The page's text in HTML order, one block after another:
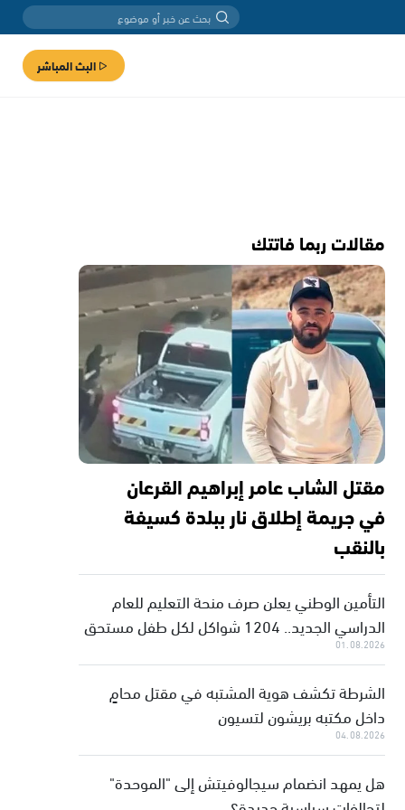
البث المباشر
مقالات ربما فاتتك
مقتل الشاب عامر إبراهيم القرعان
في جريمة إطلاق نار ببلدة كسيفة
بالنقب
التأمين الوطني يعلن صرف منحة التعليم للعام
الدراسي الجديد.. 1204 شواكل لكل طفل مستحق
01.08.2026
الشرطة تكشف هوية المشتبه في مقتل محامٍ
داخل مكتبه بريشون لتسيون
04.08.2026
هل يمهد انضمام سيجالوفيتش إلى "الموحدة"